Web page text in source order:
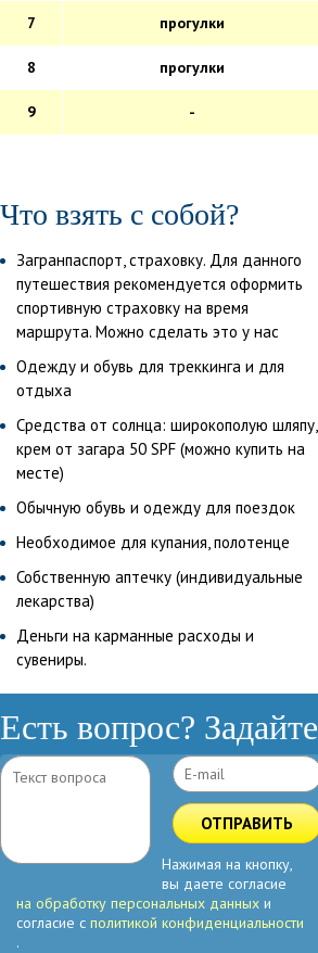
7 прогулки
8 прогулки
9 -
Что взять с собой?
Загранпаспорт, страховку. Для данного
путешествия рекомендуется оформить
спортивную страховку на время
маршрута. Можно сделать это у нас
Одежду и обувь для треккинга и для
отдыха
Средства от солнца: широкополую шляпу,
крем от загара 50 SPF (можно купить на
месте)
Обычную обувь и одежду для поездок
Необходимое для купания, полотенце
Собственную аптечку (индивидуальные
лекарства)
Деньги на карманные расходы и
сувениры.
Есть вопрос? Задайте
ОТПРАВИТЬ
Нажимая на кнопку,
вы даете согласие
на обработку персональных данных и
согласие с политикой конфиденциальности
.